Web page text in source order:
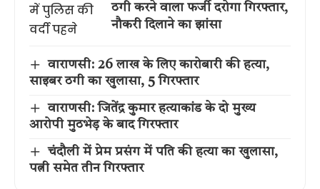
ठगी करने वाला फर्जी दरोगा गिरफ्तार,
नौकरी दिलाने का झांसा
वाराणसी: 26 लाख के लिए कारोबारी की हत्या,
साइबर ठगी का खुलासा, 5 गिरफ्तार
वाराणसी: जितेंद्र कुमार हत्याकांड के दो मुख्य
आरोपी मुठभेड़ के बाद गिरफ्तार
चंदौली में प्रेम प्रसंग में पति की हत्या का खुलासा,
पत्नी समेत तीन गिरफ्तार